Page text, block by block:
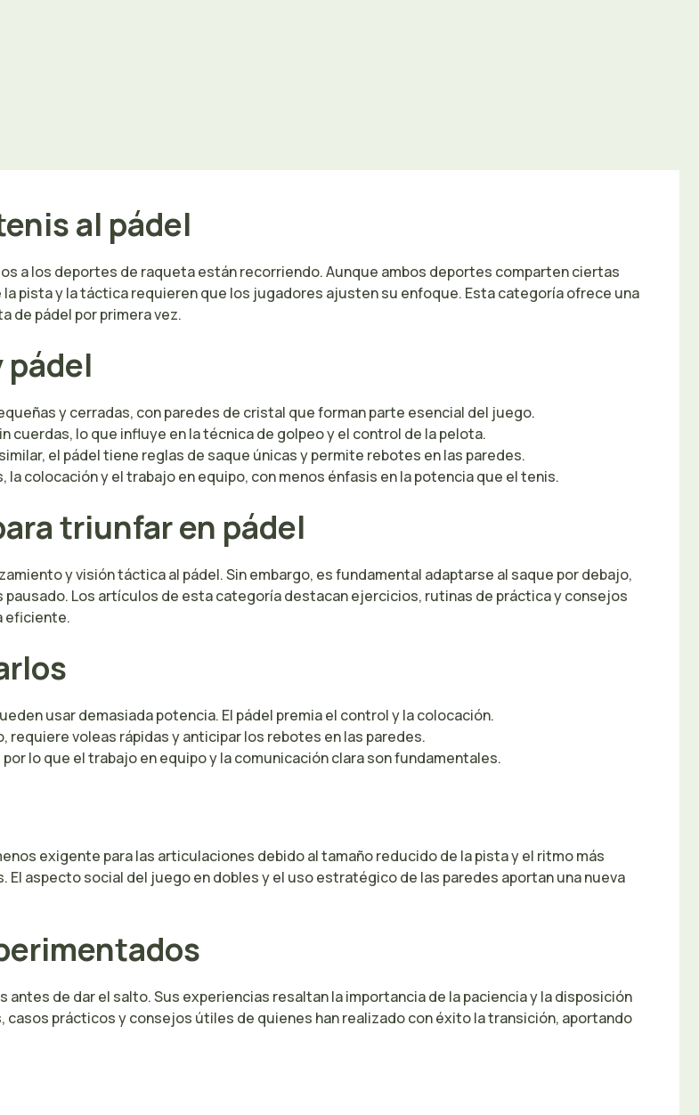
al pádel
a los deportes de raqueta están recorriendo. Aunque ambos deportes comparten ciertas
pista y la táctica requieren que los jugadores ajusten su enfoque. Esta categoría ofrece una
de pádel por primera vez.
pádel
y cerradas, con paredes de cristal que forman parte esencial del juego.
cuerdas, lo que influye en la técnica de golpeo y el control de la pelota.
el pádel tiene reglas de saque únicas y permite rebotes en las paredes.
la colocación y el trabajo en equipo, con menos énfasis en la potencia que el tenis.
triunfar en pádel
y visión táctica al pádel. Sin embargo, es fundamental adaptarse al saque por debajo,
Los artículos de esta categoría destacan ejercicios, rutinas de práctica y consejos
eficiente.
usar demasiada potencia. El pádel premia el control y la colocación.
requiere voleas rápidas y anticipar los rebotes en las paredes.
lo que el trabajo en equipo y la comunicación clara son fundamentales.
exigente para las articulaciones debido al tamaño reducido de la pista y el ritmo más
aspecto social del juego en dobles y el uso estratégico de las paredes aportan una nueva
de dar el salto. Sus experiencias resaltan la importancia de la paciencia y la disposición
prácticos y consejos útiles de quienes han realizado con éxito la transición, aportando